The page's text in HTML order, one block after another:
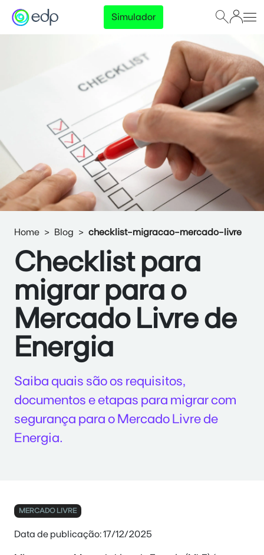
Simulador
Home Blog checklist-migracao-mercado-livre
Checklist para
migrar para o
Mercado Livre de
Energia
Saiba quais são os requisitos,
documentos e etapas para migrar com
segurança para o Mercado Livre de
Energia.
MERCADO LIVRE
Data de publicação: 17/12/2025